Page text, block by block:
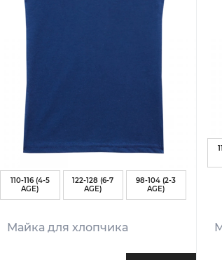
110-116 (4-5
AGE)
122-128 (6-7
AGE)
98-104 (2-3
AGE)
Майка для хлопчика